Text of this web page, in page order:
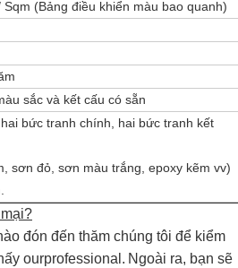
Sqm (Bảng điều khiển màu bao quanh)
sắc và kết cấu có sẵn
bức tranh chính, hai bức tranh kết
sơn đỏ, sơn màu trắng, epoxy kẽm vv)
đón đến thăm chúng tôi để kiểm
ourprofessional. Ngoài ra, bạn sẽ